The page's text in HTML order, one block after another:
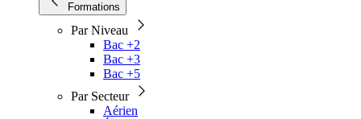
Formations
Par Niveau
Bac +2
Bac +3
Bac +5
Par Secteur
Aérien